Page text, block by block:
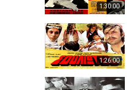
1:30:00
1:26:00